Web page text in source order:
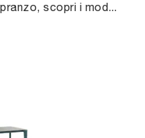
Se cerchi tavoli moderni da pranzo, scopri i modelli allungabili di Midj: clicca e scopri il modello Link Allungabile in ceramica.